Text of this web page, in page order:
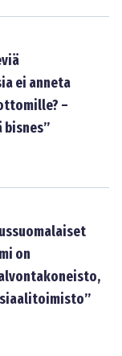
ei anneta
–
bisnes”
on